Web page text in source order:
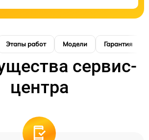
Этапы работ Модели Гарантия
сервис-
центра